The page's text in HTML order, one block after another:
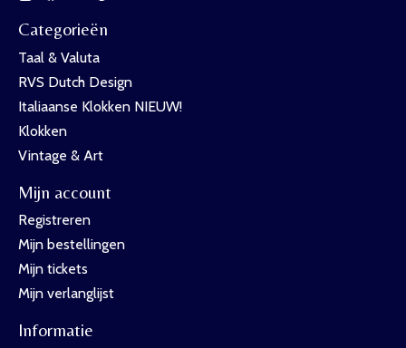
Categorieën
Taal & Valuta
RVS Dutch Design
Italiaanse Klokken NIEUW!
Klokken
Vintage & Art
Mijn account
Registreren
Mijn bestellingen
Mijn tickets
Mijn verlanglijst
Informatie